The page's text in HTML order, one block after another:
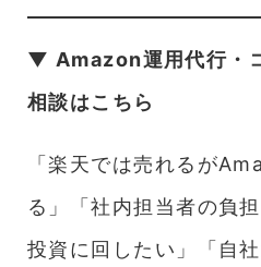
▼ Amazon運用代行・
相談はこちら
「楽天では売れるが
る」「社内担当者の負
投資に回したい」「自